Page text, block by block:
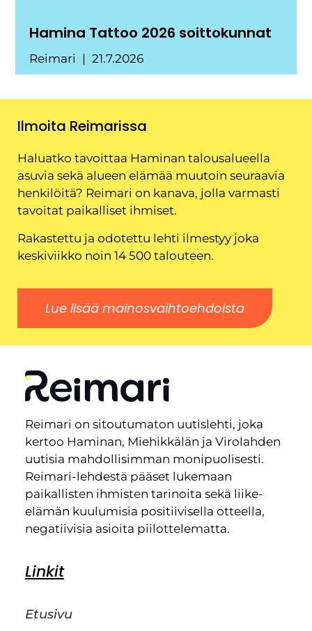
Hamina Tattoo 2026 soittokunnat
Reimari 21.7.2026
Ilmoita Reimarissa
Haluatko tavoittaa Haminan talousalueella
asuvia sekä alueen elämää muutoin seuraavia
henkilöitä? Reimari on kanava, jolla varmasti
tavoitat paikalliset ihmiset.
Rakastettu ja odotettu lehti ilmestyy joka
keskiviikko noin 14 500 talouteen.
Lue lisää mainosvaihtoehdoista
Reimari on sitoutumaton uutislehti, joka
kertoo Haminan, Miehikkälän ja Virolahden
uutisia mahdollisimman monipuolisesti.
Reimari-lehdestä pääset lukemaan
paikallisten ihmisten tarinoita sekä liike-
elämän kuulumisia positiivisella otteella,
negatiivisia asioita piilottelematta.
Linkit
Etusivu